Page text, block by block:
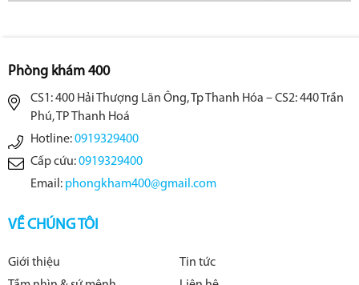
Phòng khám 400
CS1: 400 Hải Thượng Lãn Ông, Tp Thanh Hóa – CS2: 440 Trần
Phú, TP Thanh Hoá
Hotline:0919329400
Cấp cứu:0919329400
Email: phongkham400@gmail.com
VỀ CHÚNG TÔI
Giới thiệu
Tin tức